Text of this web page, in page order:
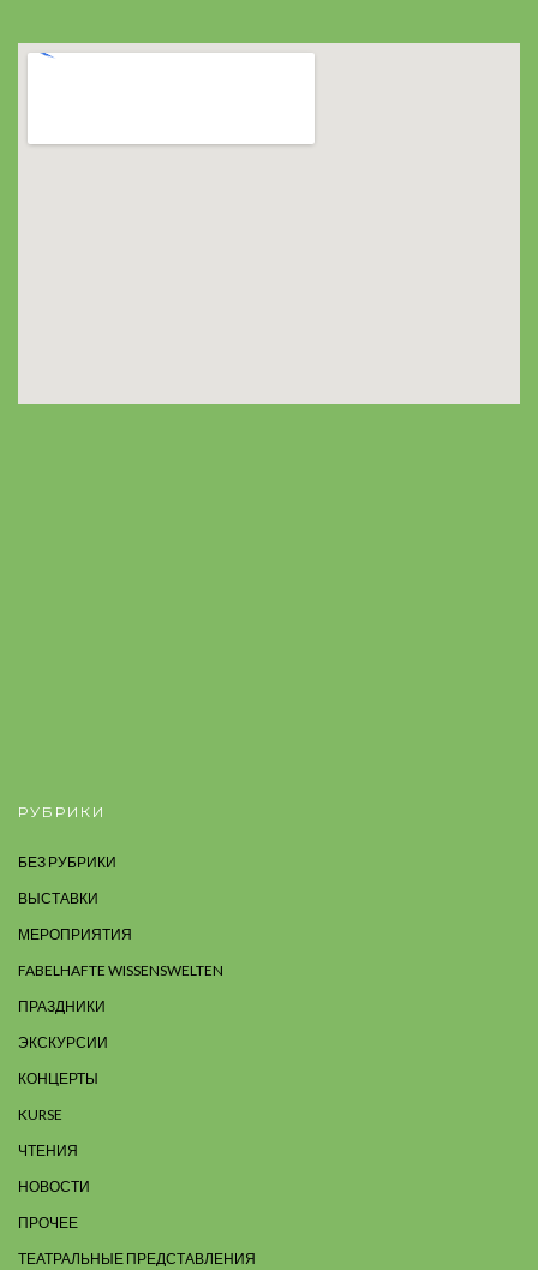
РУБРИКИ
БЕЗ РУБРИКИ
ВЫСТАВКИ
МЕРОПРИЯТИЯ
FABELHAFTE WISSENSWELTEN
ПРАЗДНИКИ
ЭКСКУРСИИ
КОНЦЕРТЫ
KURSE
ЧТЕНИЯ
НОВОСТИ
ПРОЧЕЕ
ТЕАТРАЛЬНЫЕ ПРЕДСТАВЛЕНИЯ